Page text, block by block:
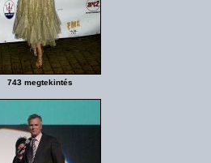
743 megtekintés